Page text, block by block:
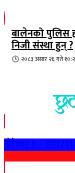
बालेनको पुलिस
निजी संस्था हुन् ?
२०८३ असार २६ गते